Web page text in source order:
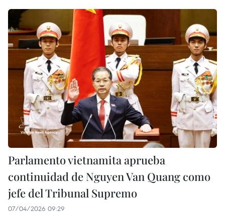
Parlamento vietnamita aprueba
continuidad de Nguyen Van Quang como
jefe del Tribunal Supremo
07/04/2026 09:29